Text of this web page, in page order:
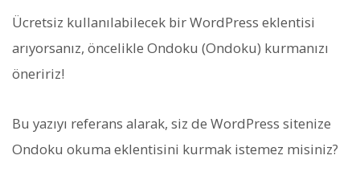
Ücretsiz kullanılabilecek bir WordPress eklentisi
arıyorsanız, öncelikle Ondoku (Ondoku) kurmanızı
öneririz!
Bu yazıyı referans alarak, siz de WordPress sitenize
Ondoku okuma eklentisini kurmak istemez misiniz?